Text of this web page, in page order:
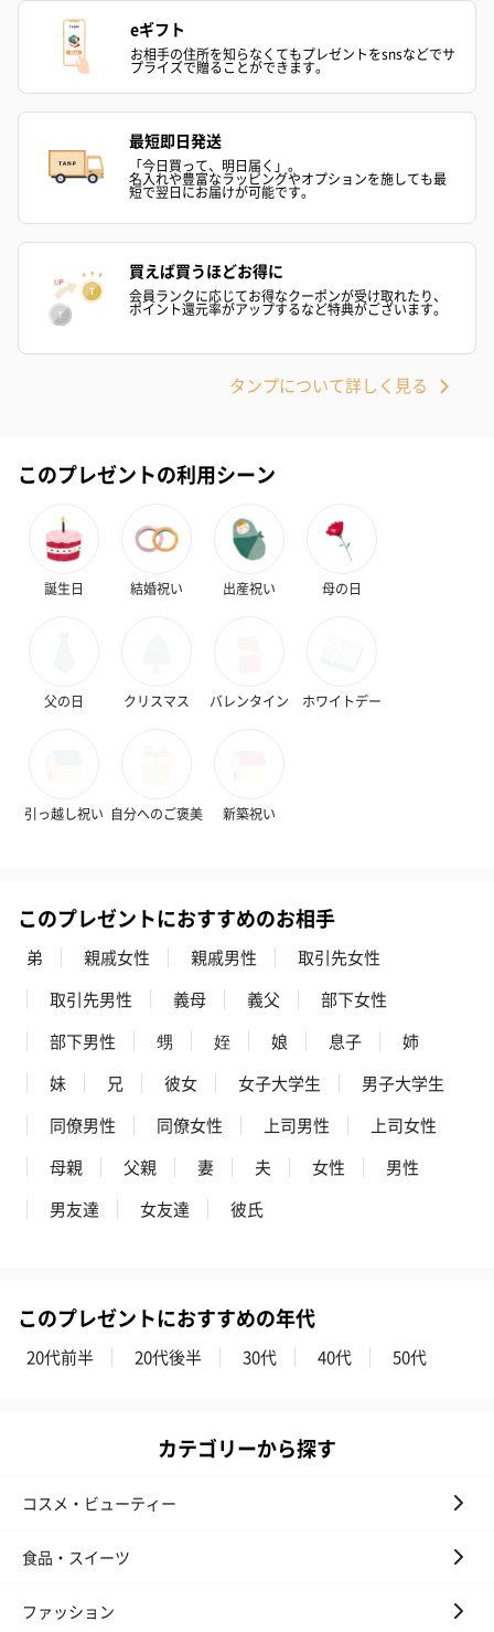
結婚祝いギフトへの＋αにおすすめです。新生活を彩るギフトオプ
ションをご用意いたしました。
商品と同梱してお届けいたします。
ブライダルロリポップ
ドレス（いちご味)
（1,122円）
ブライダルロリポップ
タキシード（コーラ味)
（1,122円）
ンドタオル・
タオル）（
も1日遅くなります。
シーズンブーケ（ひま
ブーケ（ホワイトグリ
ドライフラワー・プリザーブドフラワー
い。パッケージに入れてお届けします。
プリザーブドフラワー
（2,580円）
プリザーブドフラワー
（2,580円）
アミュレット
誕生日・記念日・出産祝いなどのシーンにおすすめです。
（2,390円）
ル）（1,760
eギフト
お相手の住所を知らなくてもプレゼントをsnsなどでサ
プライズで贈ることができます。
最短即日発送
「今日買って、明日届く」。
名入れや豊富なラッピングやオプションを施しても最
短で翌日にお届けが可能です。
買えば買うほどお得に
会員ランクに応じてお得なクーポンが受け取れたり、
ポイント還元率がアップするなど特典がございます。
タンプについて詳しく見る
このプレゼントの利用シーン
誕生日 結婚祝い 出産祝い 母の日
父の日 クリスマス バレンタイン ホワイトデー
引っ越し祝い 自分へのご褒美 新築祝い
このプレゼントにおすすめのお相手
弟 親戚女性 親戚男性
取引先女性
取引先男性
義母 義父
部下女性
部下男性
甥 姪 娘 息子
姉
妹
兄 彼女 女子大学生
男子大学生
同僚男性
同僚女性 上司男性
上司女性
母親
父親 妻 夫 女性
男性
男友達
女友達 彼氏
このプレゼントにおすすめの年代
20代前半 20代後半 30代 40代 50代
カテゴリーから探す
コスメ・ビューティー
食品・スイーツ
ファッション